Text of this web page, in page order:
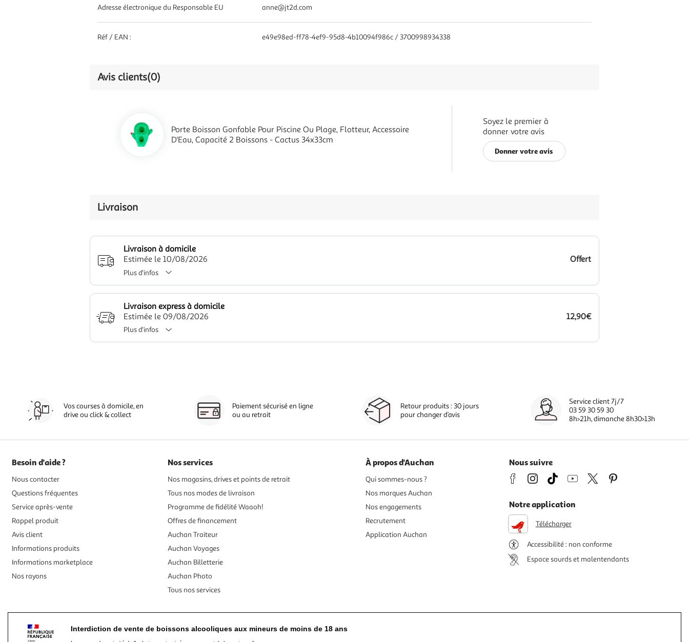
Adresse électronique du Responsable EU
anne@jt2d.com
Réf / EAN : e49e98ed-ff78-4ef9-95d8-4b10094f986c / 3700998934338
Avis clients(0)
Porte Boisson Gonfable Pour Piscine Ou Plage, Flotteur, Accessoire
D'Eau, Capacité 2 Boissons - Cactus 34x33cm
Soyez le premier à
donner votre avis
Donner votre avis
Livraison
Livraison à domicile
Estimée le 10/08/2026
Offert
Plus d'infos
Livraison express à domicile
Estimée le 09/08/2026
12,90€
Plus d'infos
Vos courses à domicile, en
drive ou click & collect
Paiement sécurisé en ligne
ou au retrait
Retour produits : 30 jours
pour changer d’avis
Service client 7j/7
03 59 30 59 30
8h>21h, dimanche 8h30>13h
Besoin d'aide ?
Nous contacter
Questions fréquentes
Service après-vente
Rappel produit
Avis client
Informations produits
Informations marketplace
Nos rayons
Nos services
Nos magasins, drives et points de retrait
Tous nos modes de livraison
Programme de fidélité Waaoh!
Offres de financement
Auchan Traiteur
Auchan Voyages
Auchan Billetterie
Auchan Photo
Tous nos services
À propos d'Auchan
Qui sommes-nous ?
Nos marques Auchan
Nos engagements
Recrutement
Application Auchan
Nous suivre
Notre application
Télécharger
Accessibilité : non conforme
Espace sourds et malentendants
Interdiction de vente de boissons alcooliques aux mineurs de moins de 18 ans